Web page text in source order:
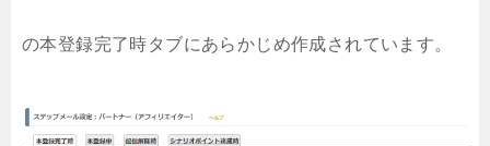
の本登録完了時タブにあらかじめ作成されています。